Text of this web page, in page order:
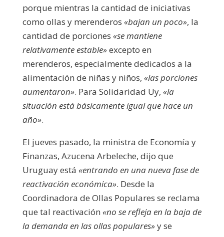
porque mientras la cantidad de iniciativas
como ollas y merenderos «bajan un poco», la
cantidad de porciones «se mantiene
relativamente estable»excepto en
merenderos, especialmente dedicados a la
alimentación de niñas y niños, «las porciones
aumentaron». Para Solidaridad Uy, «la
situación está básicamente igual que hace un
año».
El jueves pasado, la ministra de Economía y
Finanzas, Azucena Arbeleche, dijo que
Uruguay está «entrando en una nueva fase de
reactivación económica». Desde la
Coordinadora de Ollas Populares se reclama
que tal reactivación «no se refleja en la baja de
la demanda en las ollas populares»y se